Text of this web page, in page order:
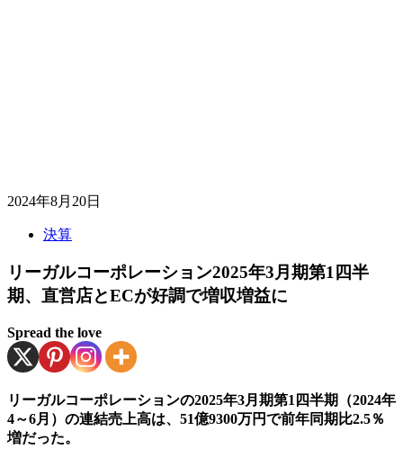
2024年8月20日
決算
リーガルコーポレーション2025年3月期第1四半
期、直営店とECが好調で増収増益に
Spread the love
リーガルコーポレーションの2025年3月期第1四半期（2024年
4～6月）の連結売上高は、51億9300万円で前年同期比2.5％
増だった。